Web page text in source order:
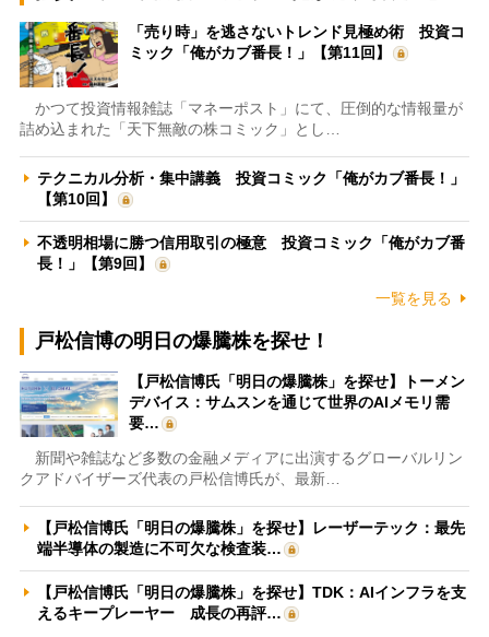
「売り時」を逃さないトレンド見極め術 投資コ
ミック「俺がカブ番長！」【第11回】
かつて投資情報雑誌「マネーポスト」にて、圧倒的な情報量が
詰め込まれた「天下無敵の株コミック」とし…
テクニカル分析・集中講義 投資コミック「俺がカブ番長！」
【第10回】
不透明相場に勝つ信用取引の極意 投資コミック「俺がカブ番
長！」【第9回】
一覧を見る
戸松信博の明日の爆騰株を探せ！
【戸松信博氏「明日の爆騰株」を探せ】トーメン
デバイス：サムスンを通じて世界のAIメモリ需
要…
新聞や雑誌など多数の金融メディアに出演するグローバルリン
クアドバイザーズ代表の戸松信博氏が、最新…
【戸松信博氏「明日の爆騰株」を探せ】レーザーテック：最先
端半導体の製造に不可欠な検査装…
【戸松信博氏「明日の爆騰株」を探せ】TDK：AIインフラを支
えるキープレーヤー 成長の再評…